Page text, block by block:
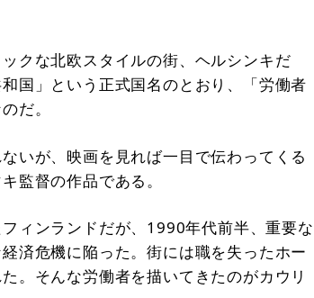
クな北欧スタイルの街、ヘルシンキだ
国」という正式国名のとおり、「労働者
だ。
いが、映画を見れば一目で伝わってくる
監督の作品である。
ィンランドだが、1990年代前半、重要な
済危機に陥った。街には職を失ったホー
。そんな労働者を描いてきたのがカウリ